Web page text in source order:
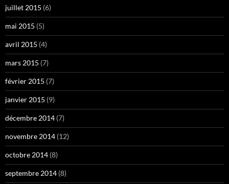
juillet 2015 (6)
mai 2015 (5)
avril 2015 (4)
mars 2015 (7)
février 2015 (7)
janvier 2015 (9)
décembre 2014 (7)
novembre 2014 (12)
octobre 2014 (8)
septembre 2014 (8)